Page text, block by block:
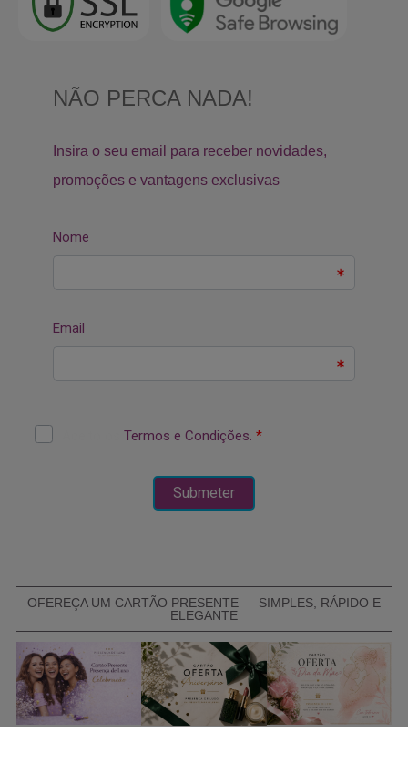
OFEREÇA UM CARTÃO PRESENTE — SIMPLES, RÁPIDO E
ELEGANTE